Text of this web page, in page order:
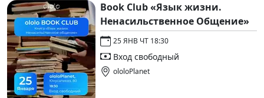
Book Club «Язык жизни.
Ненасильственное Общение»
25 ЯНВ ЧТ 18:30
Вход свободный
ololoPlanet